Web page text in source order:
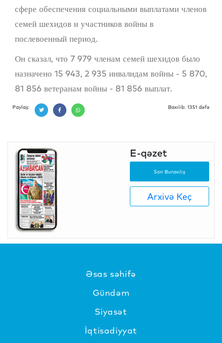
сфере обеспечения социальными выплатами членов
семей шехидов и участников войны в
послевоенный период.
Он сказал, что 7 979 членам семей шехидов было
назначено 15 943, 2 935 инвалидам войны - 5 870,
81 856 ветеранам войны - 81 856 выплат.
Paylaş: Baxılıb: 1351 dəfə
E-qəzet
Son Buraxılış
Arxivə Keç
Əsas səhifə
Gündəm
Siyasət
İqtisadiyyat